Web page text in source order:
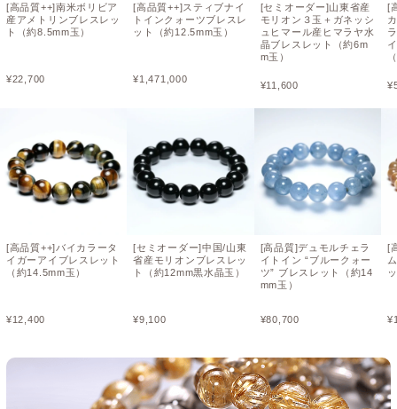
[高品質++]南米ボリビア
産アメトリンブレスレッ
ト（約8.5mm玉）
¥22,700
[高品質++]バイカラータ
イガーアイブレスレット
（約14.5mm玉）
¥12,400
[高品質++]スティブナイ
トインクォーツブレスレ
ット（約12.5mm玉）
¥1,471,000
[セミオーダー]中国/山東
省産モリオンブレスレッ
ト（約12mm黒水晶玉）
¥9,100
[セミオーダー]山東省産
モリオン３玉＋ガネッシ
ュヒマール産ヒマラヤ水
晶ブレスレット（約6m
m玉）
¥11,600
[高品質]デュモルチェラ
イトイン “ブルークォー
ツ” ブレスレット（約14
mm玉）
¥80,700
[
¥
[
¥